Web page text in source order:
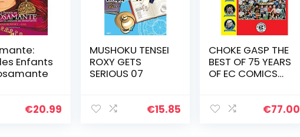
Enfants
€20.99
MUSHOKU TENSEI
ROXY GETS
SERIOUS 07
€15.85
CHOKE GASP THE
BEST OF 75 YEARS
OF EC COMICS
€77.00